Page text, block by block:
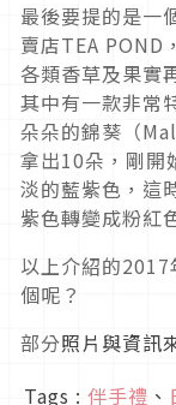
最後要提的是一
賣店TEA POND
各類香草及果實
其中有一款非常
朵朵的錦葵（
拿出10朵，剛開
淡的藍紫色，這
紫色轉變成粉紅
以上介紹的
個呢？
部分照片與資訊
Tags : 伴手禮 、